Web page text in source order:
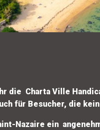
die Charta Ville
für Besucher, die
Nazaire ein